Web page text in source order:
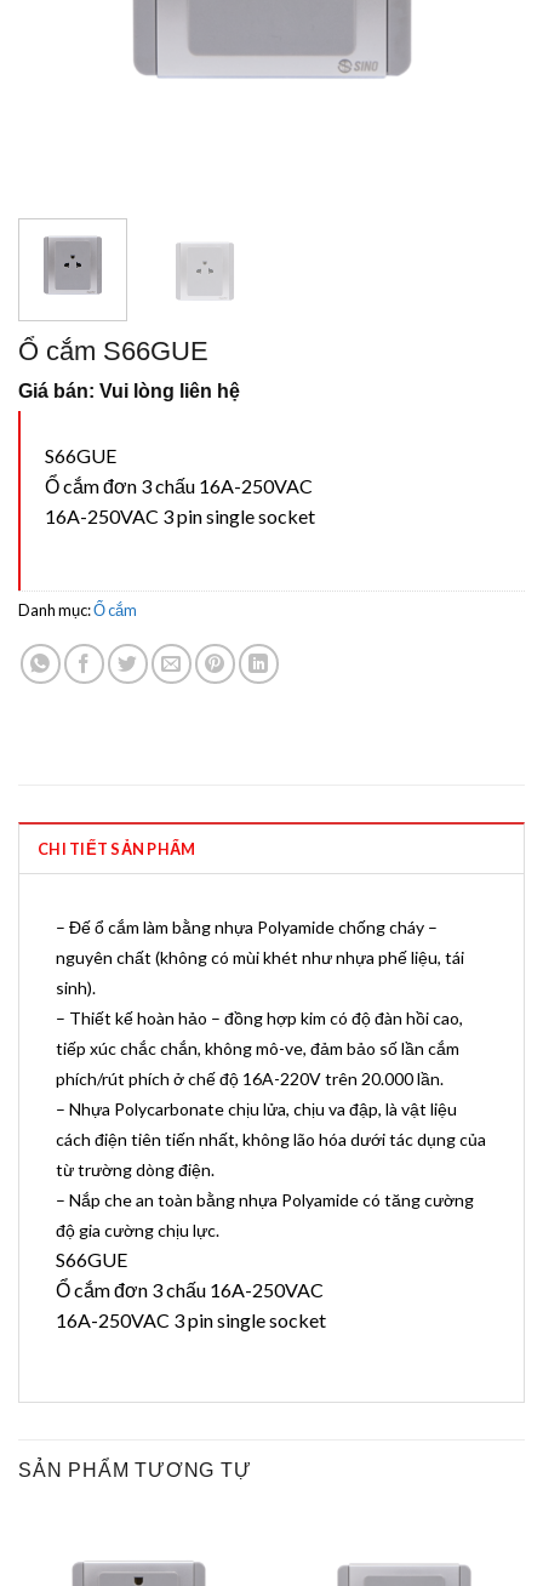
Ổ cắm S66GUE
Giá bán: Vui lòng liên hệ
S66GUE
Ổ cắm đơn 3 chấu 16A-250VAC
16A-250VAC 3 pin single socket
Danh mục:Ổ cắm
CHI TIẾT SẢN PHẨM
– Đế ổ cắm làm bằng nhựa Polyamide chống cháy –
nguyên chất (không có mùi khét như nhựa phế liệu, tái
sinh).
– Thiết kế hoàn hảo – đồng hợp kim có độ đàn hồi cao,
tiếp xúc chắc chắn, không mô-ve, đảm bảo số lần cắm
phích/rút phích ở chế độ 16A-220V trên 20.000 lần.
– Nhựa Polycarbonate chịu lửa, chịu va đập, là vật liệu
cách điện tiên tiến nhất, không lão hóa dưới tác dụng của
từ trường dòng điện.
– Nắp che an toàn bằng nhựa Polyamide có tăng cường
độ gia cường chịu lực.
S66GUE
Ổ cắm đơn 3 chấu 16A-250VAC
16A-250VAC 3 pin single socket
SẢN PHẨM TƯƠNG TỰ